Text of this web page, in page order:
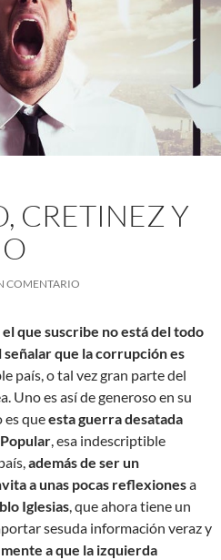
CRETINEZ Y
COMENTARIO
el que suscribe no está del todo
señalar que la corrupción es
país, o tal vez gran parte del
Uno es así de generoso en su
es queesta guerra desatada
, esa indescriptible
además de ser un
a unas pocas reflexionesa
Iglesias, que ahora tiene un
sesuda información veraz y
a que la izquierda